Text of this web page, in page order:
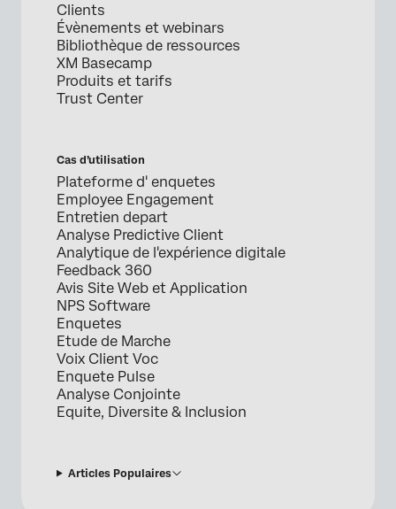
Clients
Évènements et webinars
Bibliothèque de ressources
XM Basecamp
Produits et tarifs
Trust Center
Cas d’utilisation
Plateforme d' enquetes
Employee Engagement
Entretien depart
Analyse Predictive Client
Analytique de l'expérience digitale
Feedback 360
Avis Site Web et Application
NPS Software
Enquetes
Etude de Marche
Voix Client Voc
Enquete Pulse
Analyse Conjointe
Equite, Diversite & Inclusion
Articles Populaires